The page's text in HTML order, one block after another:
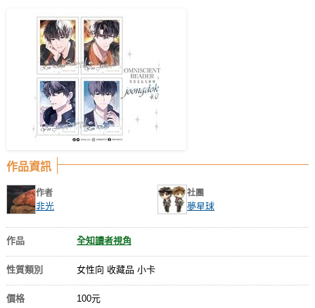
會員中心
註冊會員
登入
作品資訊
作者
非光
社團
夢星球
作品 全知讀者視角
性質類別 女性向 收藏品 小卡
價格 100元